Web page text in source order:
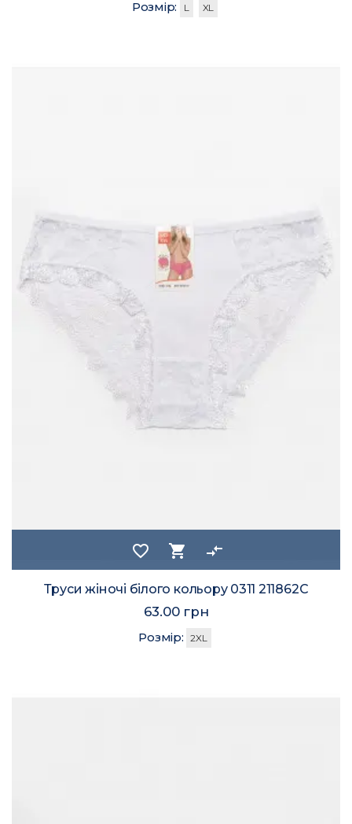
Розмір: L XL
favorite_border shopping_cart compare_arrows
Труси жіночі білого кольору 0311 211862C
63.00 грн
Розмір: 2XL